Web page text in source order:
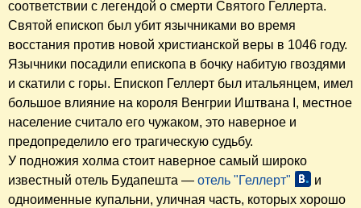
соответствии с легендой о смерти Святого Геллерта.
Святой епископ был убит язычниками во время
восстания против новой христианской веры в 1046 году.
Язычники посадили епископа в бочку набитую гвоздями
и скатили с горы. Епископ Геллерт был итальянцем, имел
большое влияние на короля Венгрии Иштвана I, местное
население считало его чужаком, это наверное и
предопределило его трагическую судьбу.
У подножия холма стоит наверное самый широко
известный отель Будапешта — отель "Геллерт"
и
одноименные купальни, уличная часть, которых хорошо